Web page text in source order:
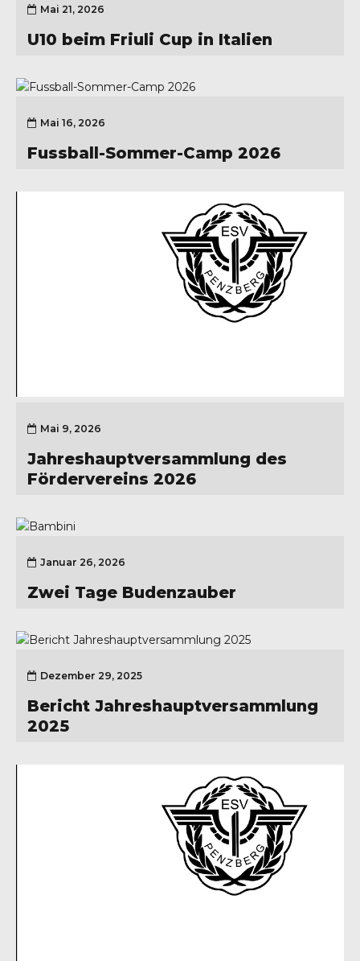
Mai 21, 2026
U10 beim Friuli Cup in Italien
Mai 16, 2026
Fussball-Sommer-Camp 2026
Mai 9, 2026
Jahreshauptversammlung des
Fördervereins 2026
Januar 26, 2026
Zwei Tage Budenzauber
Dezember 29, 2025
Bericht Jahreshauptversammlung
2025